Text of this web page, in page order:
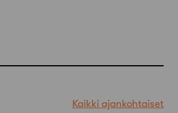
Kaikki ajankohtaiset